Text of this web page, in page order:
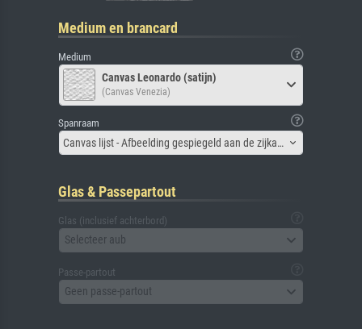
Medium en brancard
Medium
Canvas Leonardo (satijn)
(Canvas Venezia)
Spanraam
Canvas lijst - Afbeelding gespiegeld aan de zijkant
Glas & Passepartout
Glas (inclusief achterbord)
Selecteer aub
Passe-partout
Geen passe-partout